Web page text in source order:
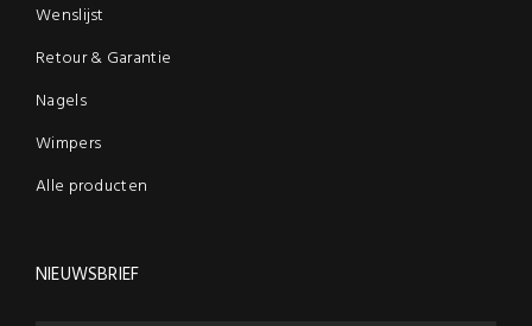
Wenslijst
Retour & Garantie
Nagels
Wimpers
Alle producten
NIEUWSBRIEF